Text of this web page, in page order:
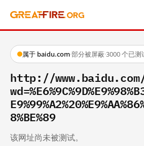
属于 baidu.com·部分被屏蔽·3000 个已测
http://
8%BE%89
该网址尚未被测试。